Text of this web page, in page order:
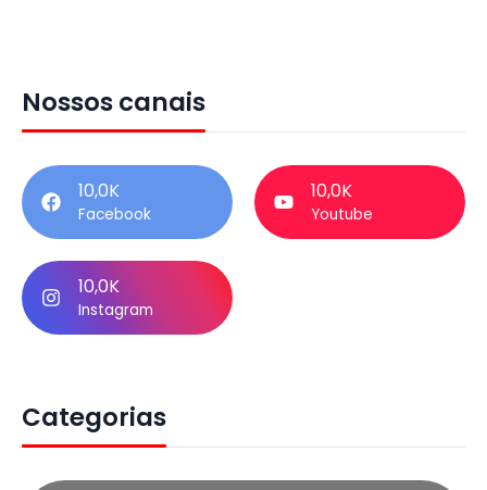
Nossos canais
10,0K
Facebook
10,0K
Youtube
10,0K
Instagram
Categorias